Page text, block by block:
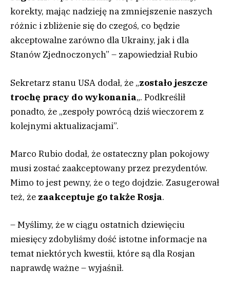
korekty, mając nadzieję na zmniejszenie naszych
różnic i zbliżenie się do czegoś, co będzie
akceptowalne zarówno dla Ukrainy, jak i dla
Stanów Zjednoczonych” – zapowiedział Rubio
Sekretarz stanu USA dodał, że „zostało jeszcze
trochę pracy do wykonania„. Podkreślił
ponadto, że „zespoły powrócą dziś wieczorem z
kolejnymi aktualizacjami”.
Marco Rubio dodał, że ostateczny plan pokojowy
musi zostać zaakceptowany przez prezydentów.
Mimo to jest pewny, że o tego dojdzie. Zasugerował
też, że zaakceptuje go także Rosja.
– Myślimy, że w ciągu ostatnich dziewięciu
miesięcy zdobyliśmy dość istotne informacje na
temat niektórych kwestii, które są dla Rosjan
naprawdę ważne – wyjaśnił.